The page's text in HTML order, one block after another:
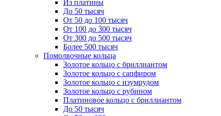
Из платины
До 50 тысяч
От 50 до 100 тысяч
От 100 до 300 тысяч
От 300 до 500 тысяч
Более 500 тысяч
Помолвочные кольца
Золотое кольцо с бриллиантом
Золотое кольцо с сапфиром
Золотое кольцо с изумрудом
Золотое кольцо с рубином
Платиновое кольцо с бриллиантом
До 50 тысяч